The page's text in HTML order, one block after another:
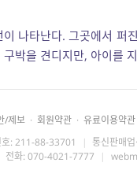
나타난다. 그곳에서 퍼
박을 견디지만, 아이를
/제보 · 회원약관 · 유료이용약관
호: 211-88-33701 | 통신판매
전화: 070-4021-7777 |